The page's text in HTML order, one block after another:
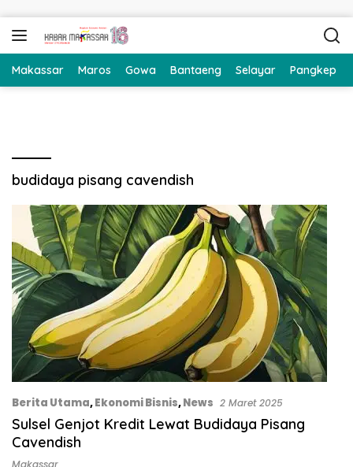
Makassar Maros Gowa Bantaeng Selayar Pangkep
budidaya pisang cavendish
Berita Utama,Ekonomi Bisnis,News 2 Maret 2025
Sulsel Genjot Kredit Lewat Budidaya Pisang
Cavendish
Makassar